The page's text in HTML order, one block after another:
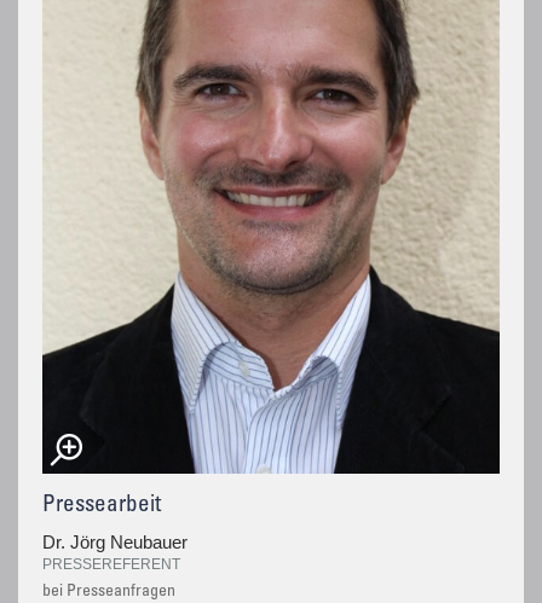
Pressearbeit
Dr. Jörg Neubauer
PRESSEREFERENT
bei Presseanfragen